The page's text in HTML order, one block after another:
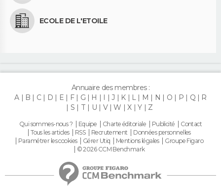
ECOLE DE L'ETOILE
Annuaire des membres :
A
B C D E F G H I J K L M N O P Q
R
S
T U V W X Y Z
Qui sommes-nous ? Equipe Charte éditoriale Publicité
Contact
Tous les articles
RSS Recrutement
Données personnelles
Paramétrer les cookies
Gérer Utiq Mentions légales
Groupe Figaro
© 2026 CCM Benchmark